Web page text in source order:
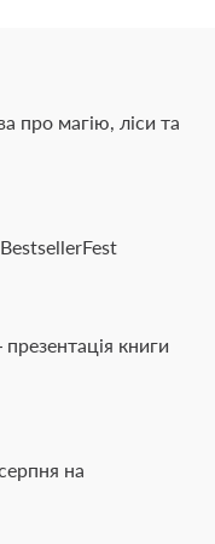
про магію, ліси та
книги
на